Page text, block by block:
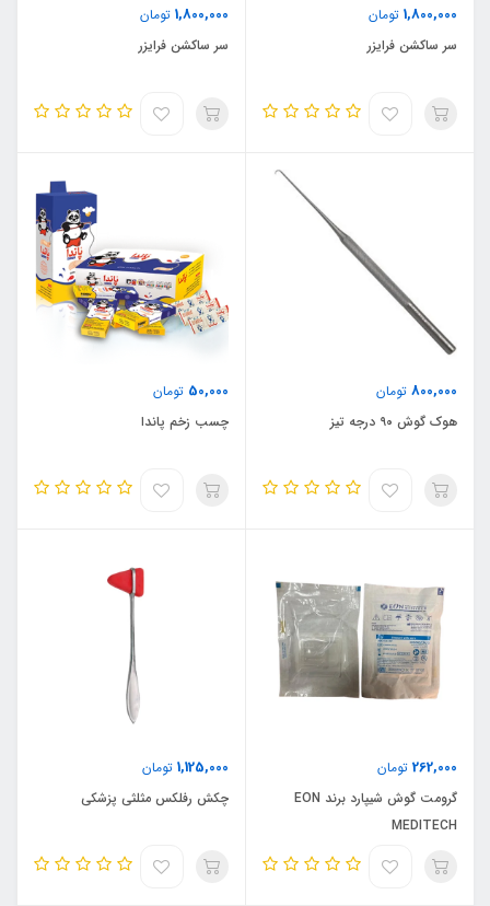
1,800,000 تومان
سر ساکشن فرایزر
1,800,000 تومان
سر ساکشن فرایزر
800,000 تومان
هوک گوش ۹۰ درجه تیز
50,000 تومان
چسب زخم پاندا
262,000 تومان
گرومت گوش شیپارد برند EON
MEDITECH
1,125,000 تومان
چکش رفلکس مثلثی پزشکی